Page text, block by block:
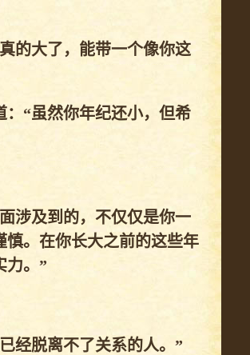
的大了，能带一个像你这
“虽然你年纪还小，但希
涉及到的，不仅仅是你一
。在你长大之前的这些年
力。”
经脱离不了关系的人。”